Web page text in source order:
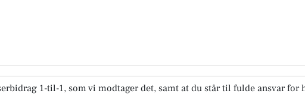
1-til-1, som vi modtager det, samt at du står til fulde ansvar for